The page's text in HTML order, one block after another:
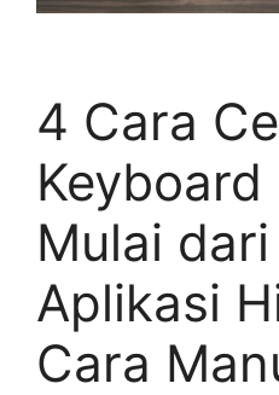
4 Cara
Mulai
Aplikasi
Cara